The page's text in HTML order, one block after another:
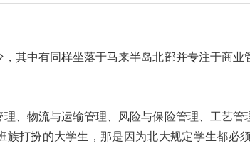
其中有同样坐落于马来半岛北部并专注于商
、物流与运输管理、风险与保险管理、工艺
打扮的大学生，那是因为北大规定学生都必